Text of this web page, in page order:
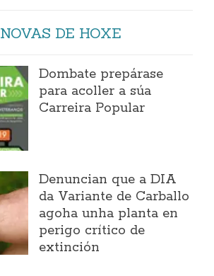
NOVAS DE HOXE
Dombate prepárase
para acoller a súa
Carreira Popular
Denuncian que a DIA
da Variante de Carballo
agoha unha planta en
perigo crítico de
extinción